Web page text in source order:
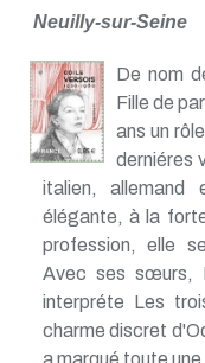
Neuilly-sur-Seine
De nom
Fille de
ans un
derniéres
italien, allemand
élégante, à la
profession, elle
Avec ses sœurs,
interpréte Les
charme discret
a marqué toute